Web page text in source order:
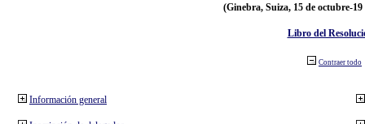
(Ginebra, Suiza, 15 de octubre-19
Libro del
Contraer todo
Información general